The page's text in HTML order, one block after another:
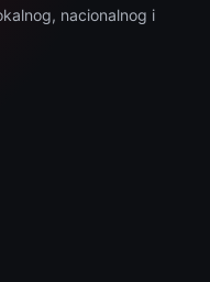
nacionalnog i